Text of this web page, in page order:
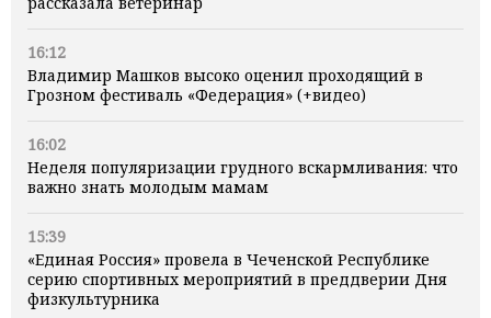
16:12
Владимир Машков высоко оценил проходящий в
Грозном фестиваль «Федерация» (+видео)
16:02
Неделя популяризации грудного вскармливания: что
важно знать молодым мамам
15:39
«Единая Россия» провела в Чеченской Республике
серию спортивных мероприятий в преддверии Дня
физкультурника